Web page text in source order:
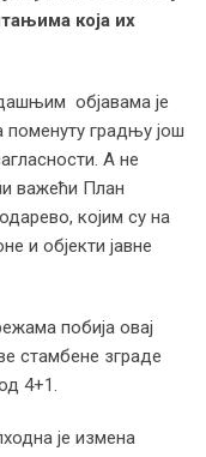
која их
објавама је
поменуту градњу још
А не
важећи План
којим су на
и објекти јавне
побија овај
стамбене зграде
4+1.
је измена